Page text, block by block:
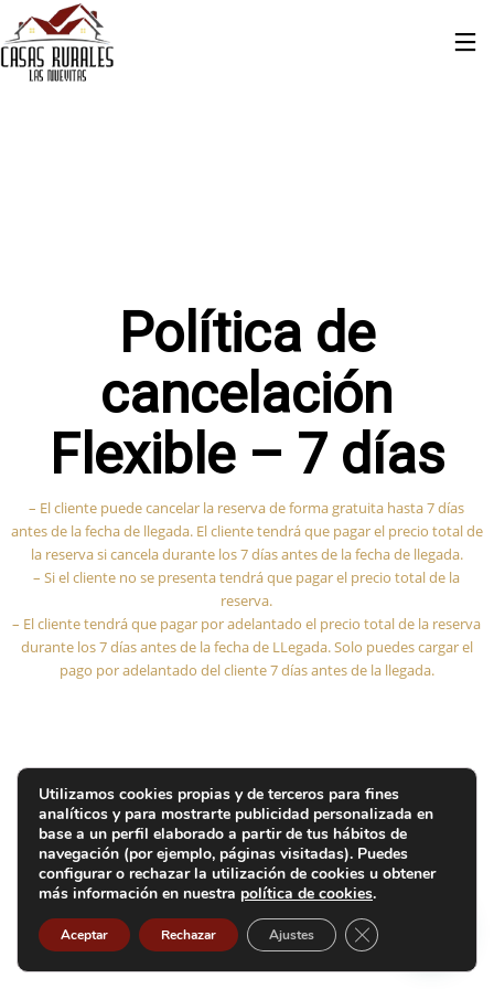
Política de
cancelación
Flexible – 7 días
– El cliente puede cancelar la reserva de forma gratuita hasta 7 días
antes de la fecha de llegada. El cliente tendrá que pagar el precio total de
la reserva si cancela durante los 7 días antes de la fecha de llegada.
– Si el cliente no se presenta tendrá que pagar el precio total de la
reserva.
– El cliente tendrá que pagar por adelantado el precio total de la reserva
durante los 7 días antes de la fecha de LLegada. Solo puedes cargar el
pago por adelantado del cliente 7 días antes de la llegada.
Utilizamos cookies propias y de terceros para fines
analíticos y para mostrarte publicidad personalizada en
base a un perfil elaborado a partir de tus hábitos de
navegación (por ejemplo, páginas visitadas). Puedes
configurar o rechazar la utilización de cookies u obtener
más información en nuestra política de cookies.
Aceptar Rechazar Ajustes Cerrar el banner